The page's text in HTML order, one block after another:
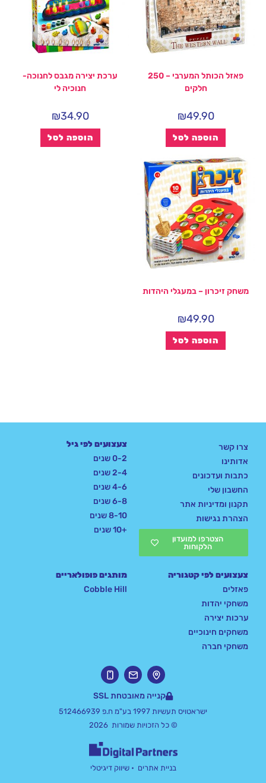
פאזל הכותל המערבי – 250
חלקים
₪49.90
הוספה לסל
ערכת יצירה מגבס לחנוכה-
חנוכיה לי
₪34.90
הוספה לסל
משחק זיכרון – במעגלי היהדות
₪49.90
הוספה לסל
צרו קשר
אדותינו
כתבות ועדכונים
החשבון שלי
תקנון ומדיניות אתר
הצהרת נגישות
הצטרפו למועדון
הלקוחות
צעצועים לפי גיל
0-2 שנים
2-4 שנים
4-6 שנים
6-8 שנים
8-10 שנים
+10 שנים
צעצועים לפי קטגוריה
פאזלים
משחקי יהדות
ערכות יצירה
משחקים חינוכיים
משחקי חברה
מותגים פופולאריים
Cobble Hill
קנייה מאובטחת SSL
ישראטויס תעשיות 1997 בע"מ ח.פ 512466939
© כל הזכויות שמורות 2026
בניית אתרים • שיווק דיגיטלי